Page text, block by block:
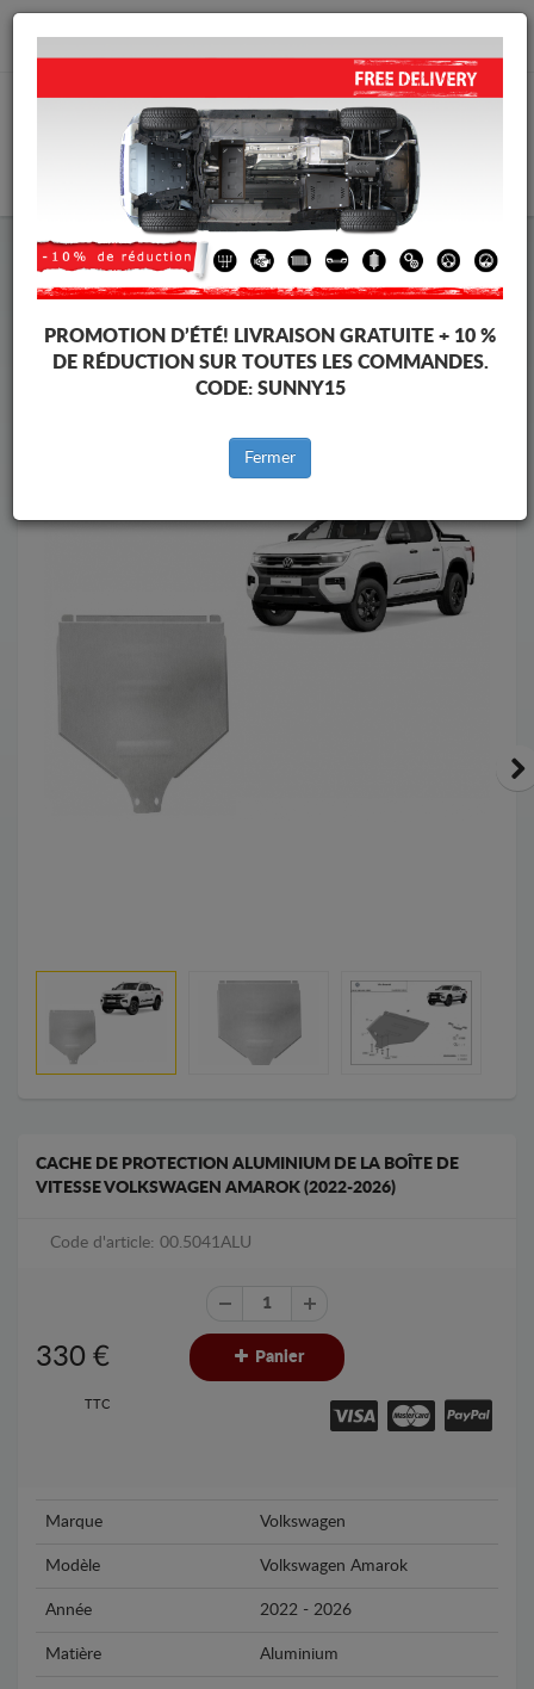
info@cachesousmoteur.fr
Cache Sous Moteur Volkswagen
Cache Sous Moteur Volkswagen Amarok
Marques
CACHE DE PROTECTION ALUMINIUM DE LA BOÎTE DE
VITESSE VOLKSWAGEN AMAROK (2022-2026)
Code d'article: 00.5041ALU
330 €
TTC
Panier
Marque Volkswagen
Modèle Volkswagen Amarok
Année 2022 - 2026
Matière Aluminium
PROMOTION D’ÉTÉ! LIVRAISON GRATUITE + 10 %
DE RÉDUCTION SUR TOUTES LES COMMANDES.
CODE: SUNNY15
Fermer